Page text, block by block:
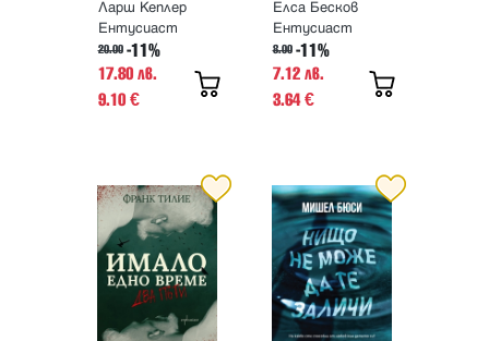
Ларш Кеплер
Ентусиаст
20.00 -11%
17.80 лв.
9.10 €
Елса Бесков
Ентусиаст
8.00 -11%
7.12 лв.
3.64€